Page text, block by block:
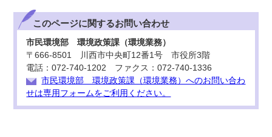
このページに関するお問い合わせ
市民環境部 環境政策課（環境業務）
〒666-8501 川西市中央町12番1号 市役所3階
電話：072-740-1202 ファクス：072-740-1336
市民環境部 環境政策課（環境業務）へのお問い合わ
せは専用フォームをご利用ください。